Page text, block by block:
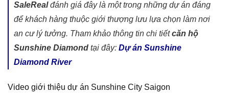
SaleRealđánh giá đây là một trong những dự án đáng
để khách hàng thuộc giới thượng lưu lựa chọn làm nơi
an cư lý tưởng. Tham khảo thông tin chi tiếtcăn hộ
Sunshine Diamond tại đây: Dự án Sunshine
Diamond River
Video giới thiệu dự án Sunshine City Saigon